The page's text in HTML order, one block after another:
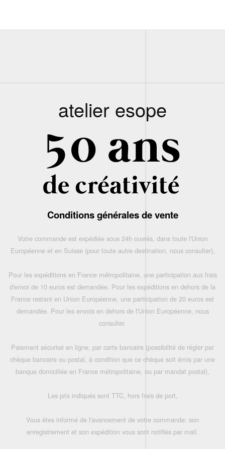
atelier esope
Conditions générales de vente
Votre commande est expédiée sous 24h ouvrés, dans toute l'Union
Européenne et en Suisse (pour toute autre destination, nous consulter),
Pour les expéditions en France métropolitaine, une participation aux frais
d'envoi de 10 euros est demandée. Pour les expéditions en dehors de la
France restant en Union Européenne, une participation de 20 euros est
demandée. Pour les envois en dehors de l'Union Européenne, nous
consulter.
Paiement sécurisé en ligne, par carte bancaire (possibilité de régler par
chèque bancaire ou postal, à condition que ce chèque soit émis par une
banque domiciliée en France métropolitaine, ou par mandat postal),
Les prix indiqués sont TTC, hors frais de port,
Vous êtes informé de l'avancement de votre commande: son
enregistrement et son expédition vous sont notifiés par mail.